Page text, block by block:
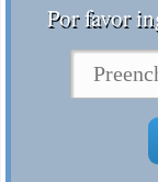
Por favor